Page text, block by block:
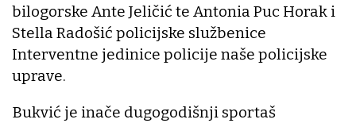
bilogorske Ante Jeličić te Antonia Puc Horak i
Stella Radošić policijske službenice
Interventne jedinice policije naše policijske
uprave.
Bukvić je inače dugogodišnji sportaš